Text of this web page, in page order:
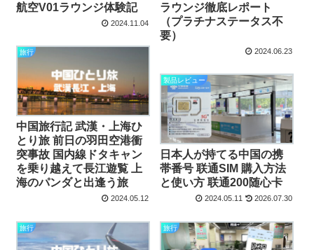
航空V01ラウンジ体験記
2024.11.04
ラウンジ徹底レポート
（プラチナステータス不
要）
2024.06.23
旅行
中国旅行記 武漢・上海ひ
とり旅 前日の羽田空港衝
突事故 国内線ドタキャン
を乗り越えて長江遊覧 上
海のパンダと出逢う旅
2024.05.12
製品レビュー
日本人が持てる中国の携
帯番号 联通SIM 購入方法
と使い方 联通200随心卡
2024.05.11 2026.07.30
旅行 旅行